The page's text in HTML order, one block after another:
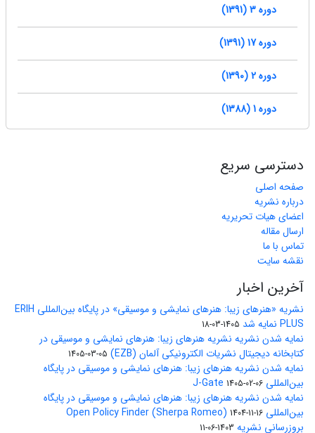
دوره 3 (1391)
دوره 17 (1391)
دوره 2 (1390)
دوره 1 (1388)
دسترسی سریع
صفحه اصلی
درباره نشریه
اعضای هیات تحریریه
ارسال مقاله
تماس با ما
نقشه سایت
آخرین اخبار
نشریه «هنرهای زیبا: هنرهای نمایشی و موسیقی» در پایگاه بین‌المللی ERIH
PLUS نمایه شد
1405-03-18
نمایه شدن نشریه نشریه هنرهای زیبا: هنرهای نمایشی و موسیقی در
کتابخانه دیجیتال نشریات الکترونیکی آلمان (EZB)
1405-03-05
نمایه شدن نشریه هنرهای زیبا: هنرهای نمایشی و موسیقی در پایگاه
بین‌المللی J-Gate 1405-02-06
نمایه شدن نشریه هنرهای زیبا: هنرهای نمایشی و موسیقی در پایگاه
بین‌المللی Open Policy Finder (Sherpa Romeo) 1404-11-16
بروزرسانی نشریه 1403-06-11